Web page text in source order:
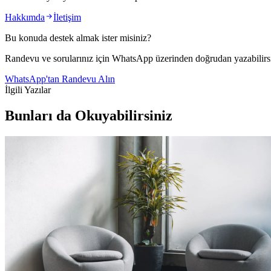
Hakkımda
İletişim
Bu konuda destek almak ister misiniz?
Randevu ve sorularınız için WhatsApp üzerinden doğrudan
WhatsApp'tan Randevu Alın
İlgili Yazılar
Bunları da Okuyabilirsiniz